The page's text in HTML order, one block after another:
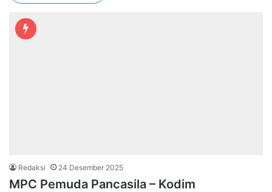
Redaksi 24 Desember 2025
MPC Pemuda Pancasila – Kodim